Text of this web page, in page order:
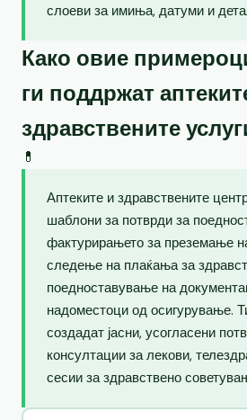
слоеви за имиња, датуми и
Како овие
ги поддржат
здравствените
💊
Аптеките и здравствените
шаблони за потврди за
фактурирањето за преземање
следење на плаќања за
поедноставување на
надоместоци од осигурување.
создадат јасни, усогласени
консултации за лекови,
сесии за здравствено